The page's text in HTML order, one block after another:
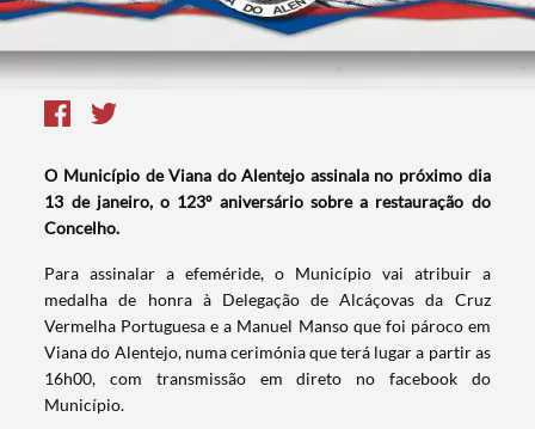
O Município de Viana do Alentejo assinala no próximo dia
13 de janeiro, o 123º aniversário sobre a restauração do
Concelho.
Para assinalar a efeméride, o Município vai atribuir a
medalha de honra à Delegação de Alcáçovas da Cruz
Vermelha Portuguesa e a Manuel Manso que foi pároco em
Viana do Alentejo, numa cerimónia que terá lugar a partir as
16h00, com transmissão em direto no facebook do
Município.